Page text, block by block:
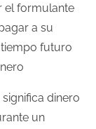
el formulante
a su
futuro
dinero
un